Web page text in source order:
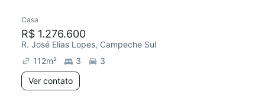
Casa
R$ 1.276.600
R. José Elias Lopes, Campeche Sul
112m² 3
3
Ver contato